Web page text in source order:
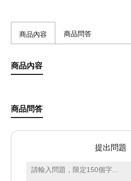
商品內容 商品問答
商品內容
商品問答
提出問題